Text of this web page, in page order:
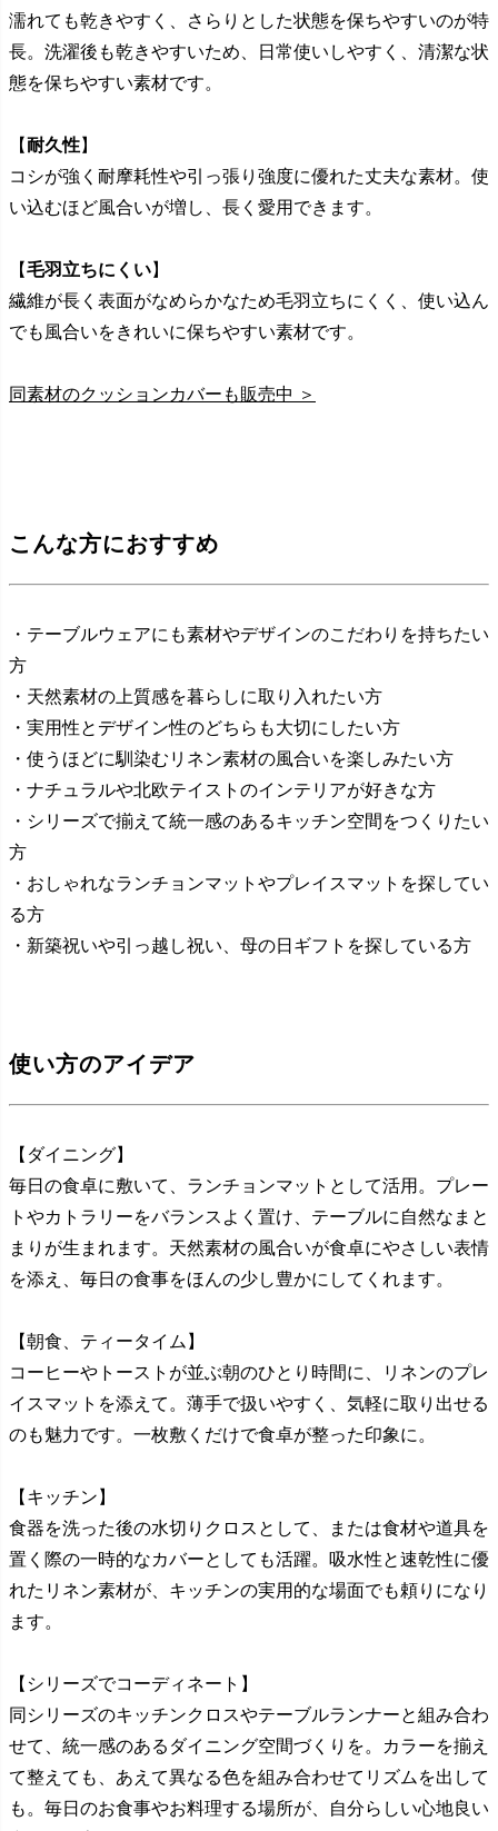
濡れても乾きやすく、さらりとした状態を保ちやすいのが特
長。洗濯後も乾きやすいため、日常使いしやすく、清潔な状
態を保ちやすい素材です。
【耐久性】
コシが強く耐摩耗性や引っ張り強度に優れた丈夫な素材。使
い込むほど風合いが増し、長く愛用できます。
【毛羽立ちにくい】
繊維が長く表面がなめらかなため毛羽立ちにくく、使い込ん
でも風合いをきれいに保ちやすい素材です。
同素材のクッションカバーも販売中 ＞
こんな方におすすめ
・テーブルウェアにも素材やデザインのこだわりを持ちたい
方
・天然素材の上質感を暮らしに取り入れたい方
・実用性とデザイン性のどちらも大切にしたい方
・使うほどに馴染むリネン素材の風合いを楽しみたい方
・ナチュラルや北欧テイストのインテリアが好きな方
・シリーズで揃えて統一感のあるキッチン空間をつくりたい
方
・おしゃれなランチョンマットやプレイスマットを探してい
る方
・新築祝いや引っ越し祝い、母の日ギフトを探している方
使い方のアイデア
【ダイニング】
毎日の食卓に敷いて、ランチョンマットとして活用。プレー
トやカトラリーをバランスよく置け、テーブルに自然なまと
まりが生まれます。天然素材の風合いが食卓にやさしい表情
を添え、毎日の食事をほんの少し豊かにしてくれます。
【朝食、ティータイム】
コーヒーやトーストが並ぶ朝のひとり時間に、リネンのプレ
イスマットを添えて。薄手で扱いやすく、気軽に取り出せる
のも魅力です。一枚敷くだけで食卓が整った印象に。
【キッチン】
食器を洗った後の水切りクロスとして、または食材や道具を
置く際の一時的なカバーとしても活躍。吸水性と速乾性に優
れたリネン素材が、キッチンの実用的な場面でも頼りになり
ます。
【シリーズでコーディネート】
同シリーズのキッチンクロスやテーブルランナーと組み合わ
せて、統一感のあるダイニング空間づくりを。カラーを揃え
て整えても、あえて異なる色を組み合わせてリズムを出して
も。毎日のお食事やお料理する場所が、自分らしい心地良い